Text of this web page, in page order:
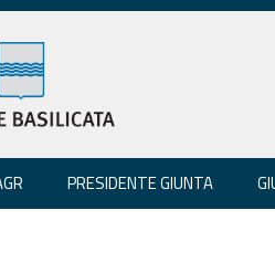
PRESIDENTE GIUNTA